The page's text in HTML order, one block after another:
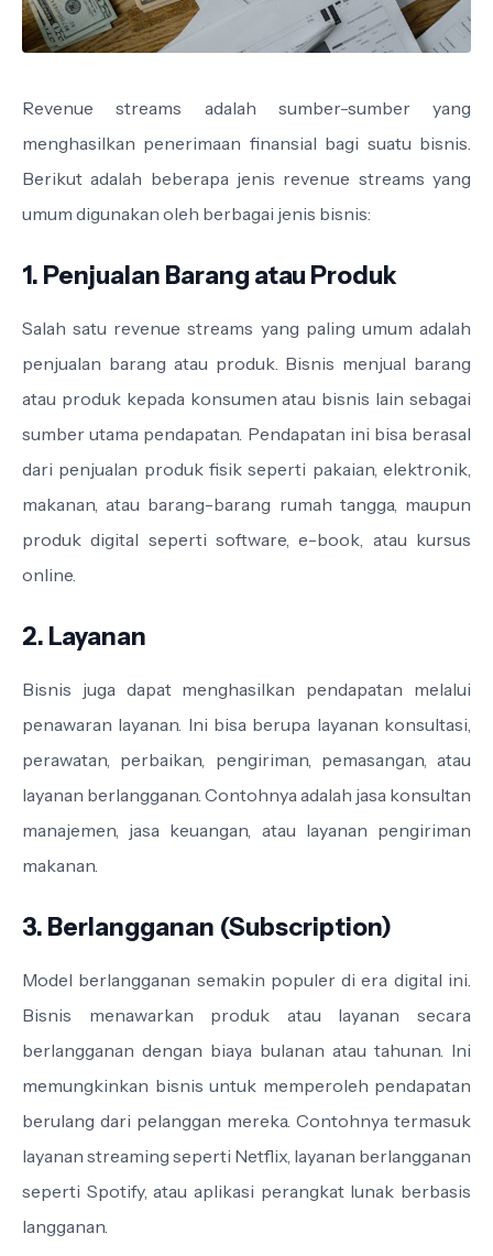
Revenue streams adalah sumber-sumber yang
menghasilkan penerimaan finansial bagi suatu bisnis.
Berikut adalah beberapa jenis revenue streams yang
umum digunakan oleh berbagai jenis bisnis:
1. Penjualan Barang atau Produk
Salah satu revenue streams yang paling umum adalah
penjualan barang atau produk. Bisnis menjual barang
atau produk kepada konsumen atau bisnis lain sebagai
sumber utama pendapatan. Pendapatan ini bisa berasal
dari penjualan produk fisik seperti pakaian, elektronik,
makanan, atau barang-barang rumah tangga, maupun
produk digital seperti software, e-book, atau kursus
online.
2. Layanan
Bisnis juga dapat menghasilkan pendapatan melalui
penawaran layanan. Ini bisa berupa layanan konsultasi,
perawatan, perbaikan, pengiriman, pemasangan, atau
layanan berlangganan. Contohnya adalah jasa konsultan
manajemen, jasa keuangan, atau layanan pengiriman
makanan.
3. Berlangganan (Subscription)
Model berlangganan semakin populer di era digital ini.
Bisnis menawarkan produk atau layanan secara
berlangganan dengan biaya bulanan atau tahunan. Ini
memungkinkan bisnis untuk memperoleh pendapatan
berulang dari pelanggan mereka. Contohnya termasuk
layanan streaming seperti Netflix, layanan berlangganan
seperti Spotify, atau aplikasi perangkat lunak berbasis
langganan.